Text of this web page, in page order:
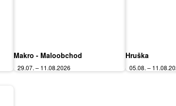
Makro - Maloobchod
29.07. – 11.08.2026
Hruška
05.08. –